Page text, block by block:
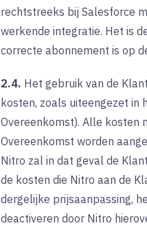
rechtstreeks bij Salesforce
werkende integratie. Het is
correcte abonnement is op
2.4. Het gebruik van de
kosten, zoals uiteengezet
Overeenkomst). Alle kosten
Overeenkomst worden
Nitro zal in dat geval de
de kosten die Nitro aan de
dergelijke prijsaanpassing,
deactiveren door Nitro